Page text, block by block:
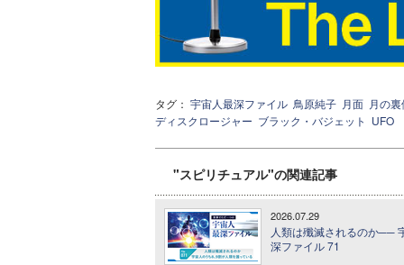
タグ： 宇宙人最深ファイル 鳥原純子 月面 月の
ディスクロージャー ブラック・バジェット UFO
"スピリチュアル"の関連記事
2026.07.29
人類は殲滅されるのか──
深ファイル 71